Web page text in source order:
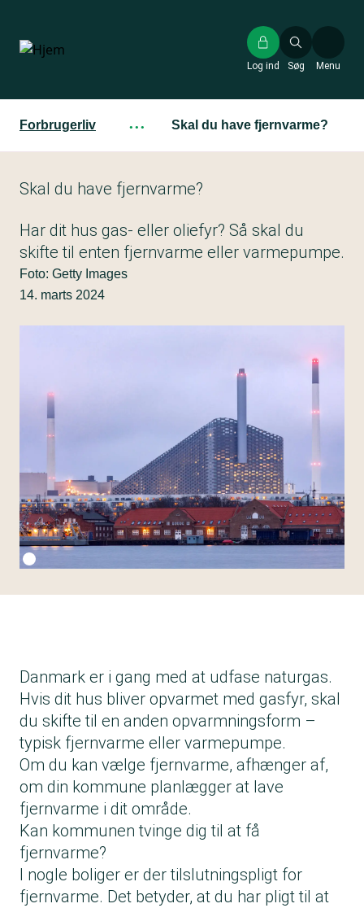
hovedindhold
Søg
Log ind Menu
Forbrugerliv ··· Skal du have fjernvarme?
Skal du have fjernvarme?
Har dit hus gas- eller oliefyr? Så skal du
skifte til enten fjernvarme eller varmepumpe.
Foto: Getty Images
14. marts 2024
Fotokredit:
Getty Images
Danmark er i gang med at udfase naturgas.
Hvis dit hus bliver opvarmet med gasfyr, skal
du skifte til en anden opvarmningsform –
typisk fjernvarme eller varmepumpe.
Om du kan vælge fjernvarme, afhænger af,
om din kommune planlægger at lave
fjernvarme i dit område.
Kan kommunen tvinge dig til at få
fjernvarme?
I nogle boliger er der tilslutningspligt for
fjernvarme. Det betyder, at du har pligt til at